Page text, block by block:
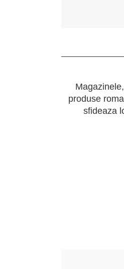
produse
sfideaza